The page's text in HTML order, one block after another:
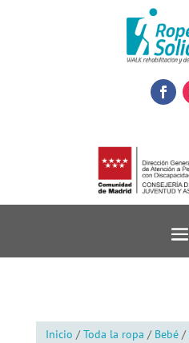
Inicio /Toda la ropa / Bebé/